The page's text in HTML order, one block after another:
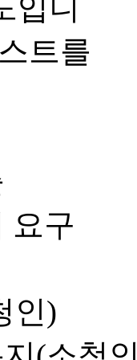
요구
인)